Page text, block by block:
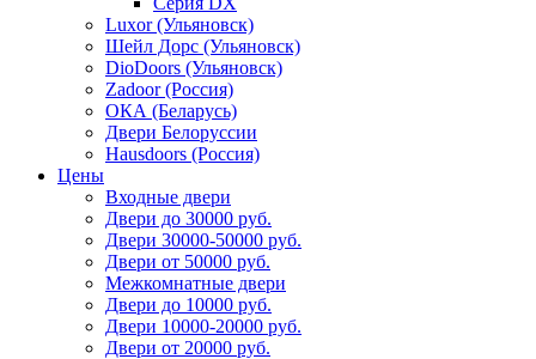
Luxor (Ульяновск)
Шейл Дорс (Ульяновск)
DioDoors (Ульяновск)
Zadoor (Россия)
ОКА (Беларусь)
Двери Белоруссии
Hausdoors (Россия)
Цены
Входные двери
Двери до 30000 руб.
Двери 30000-50000 руб.
Двери от 50000 руб.
Межкомнатные двери
Двери до 10000 руб.
Двери 10000-20000 руб.
Двери от 20000 руб.